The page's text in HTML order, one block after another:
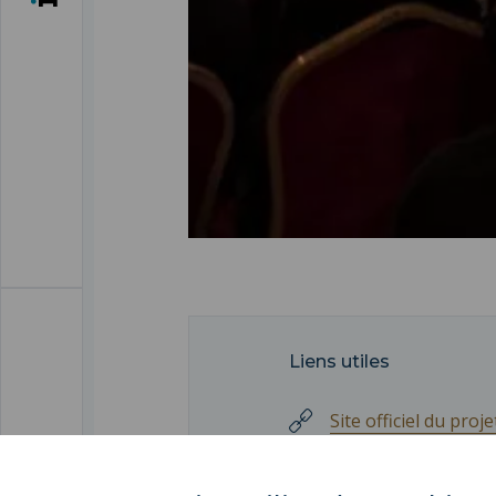
Liens utiles
Site officiel du